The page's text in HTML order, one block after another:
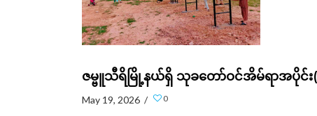
ဇမ္ဗူသီရိမြို့နယ်ရှိ သုခတော်ဝင်အိမ်ရာအပိုင်း
May 19, 2026 / 0